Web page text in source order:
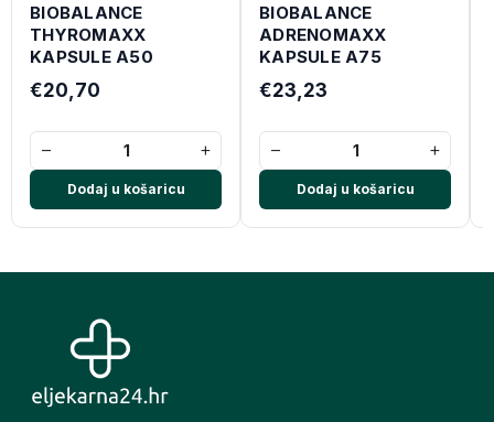
BIOBALANCE
THYROMAXX
KAPSULE A50
€20,70
− +
Dodaj u košaricu
BIOBALANCE
ADRENOMAXX
KAPSULE A75
€23,23
− +
Dodaj u košaricu